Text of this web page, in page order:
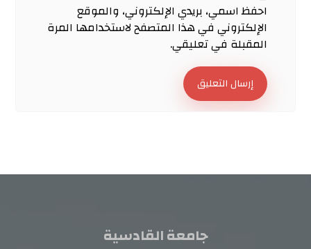
احفظ اسمي، بريدي الإلكتروني، والموقع
الإلكتروني في هذا المتصفح لاستخدامها المرة
المقبلة في تعليقي.
إرسال التعليق
جامعة القادسية